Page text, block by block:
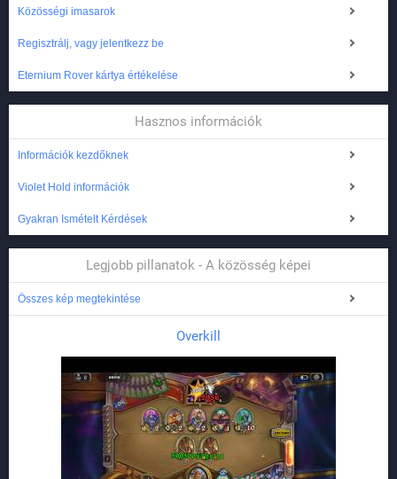
Közösségi imasarok
Regisztrálj, vagy jelentkezz be
Eternium Rover kártya értékelése
Hasznos információk
Információk kezdőknek
Violet Hold információk
Gyakran Ismételt Kérdések
Legjobb pillanatok - A közösség képei
Összes kép megtekintése
Overkill